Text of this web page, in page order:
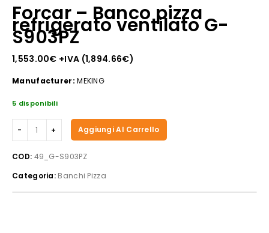
Forcar – Banco pizza
refrigerato ventilato G-
S903PZ
1,553.00€ +IVA (1,894.66€)
Manufacturer: MEKING
5 disponibili
Forcar
-
Banco
refrigerato
ventilato
Aggiungi Al Carrello
COD: 49_G-S903PZ
Categoria: Banchi Pizza